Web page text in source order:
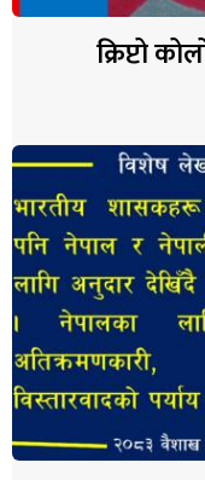
क्रिप्टो